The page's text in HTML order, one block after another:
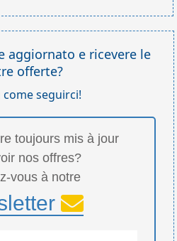
aggiornato e ricevere le
offerte?
come seguirci!
toujours mis à jour
nos offres?
vous à notre